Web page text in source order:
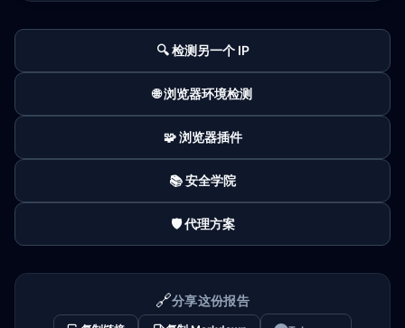
🔍 检测另一个 IP
🌐 浏览器环境检测
🧩 浏览器插件
📚 安全学院
🛡️ 代理方案
🔗分享这份报告